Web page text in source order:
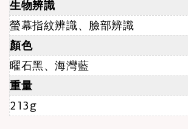
生物辨識
螢幕指紋辨識、臉部辨識
顏色
曜石黑、海灣藍
重量
213g